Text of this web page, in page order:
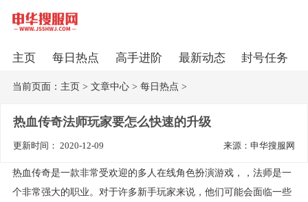
主页 每日热点 高手进阶 最新动态 封号任务
当前页面： 主页> 文章中心> 每日热点 >
热血传奇法师玩家要怎么快速的升级
更新时间： 2020-12-09 来源：申华搜服网
热血传奇是一款非常受欢迎的多人在线角色扮演游戏，，法师是一
个非常强大的职业。对于许多新手玩家来说，他们可能会面临一些